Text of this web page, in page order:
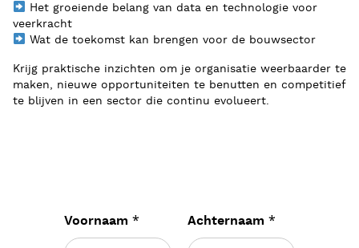
Het groeiende belang van data en technologie voor
veerkracht
Wat de toekomst kan brengen voor de bouwsector
Krijg praktische inzichten om je organisatie weerbaarder te
maken, nieuwe opportuniteiten te benutten en competitief
te blijven in een sector die continu evolueert.
Voornaam * Achternaam *